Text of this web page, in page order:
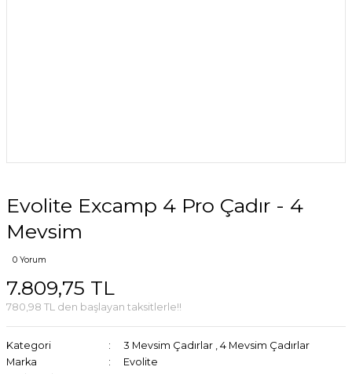
Evolite Excamp 4 Pro Çadır - 4
Mevsim
0 Yorum
7.809,75 TL
780,98 TL den başlayan taksitlerle!!
Kategori 3 Mevsim Çadırlar , 4 Mevsim Çadırlar
Marka
Evolite